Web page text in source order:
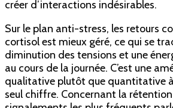
créer d’interactions indésirables.
Sur le plan anti-stress, les retours
cortisol est mieux géré, ce qui se
diminution des tensions et une
au cours de la journée. C’est une
qualitative plutôt que quantitative
seul chiffre. Concernant la rétention